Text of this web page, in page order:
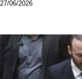
27/06/2026